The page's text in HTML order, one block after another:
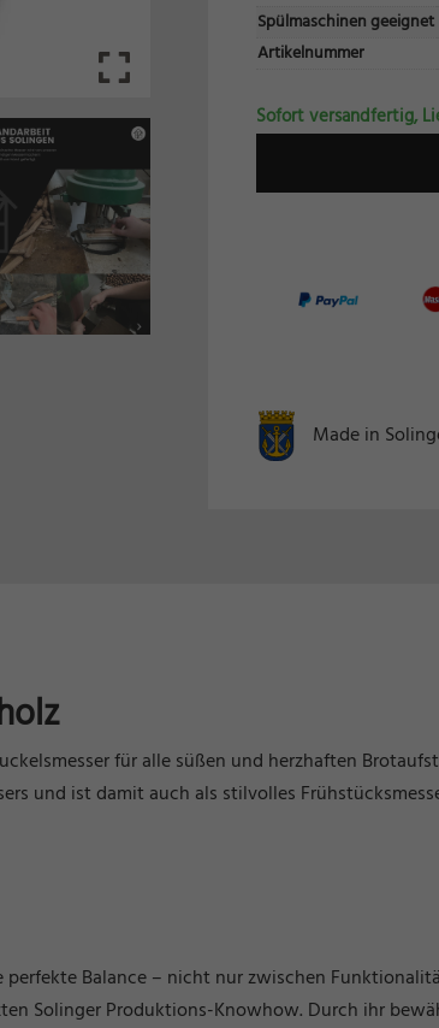
Spülmaschinen geeignet
Artikelnummer
Sofort versandfertig,
Made in
für alle süßen und herzhaften
und ist damit auch als stilvolles
Balance – nicht nur zwischen
Solinger Produktions-Knowhow. Durch ihr
ermöglichen grundlegende Funktionen und sind für die einwandfreie
Cookie-Informationen anzeigen
von Drittanbietern oder Publishern verwendet, um personalisierte
Sie tun dies, indem sie Besucher über Websites hinweg verfolgen.
Cookie-Informationen anzeigen
(7)
Cookie-Informationen anzeigen